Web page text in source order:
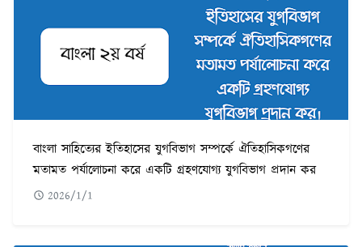
বাংলা সাহিত্যের ইতিহাসের যুগবিভাগ সম্পর্কে ঐতিহাসিকগণের
মতামত পর্যালোচনা করে একটি গ্রহণযোগ্য যুগবিভাগ প্রদান কর
2026/1/1